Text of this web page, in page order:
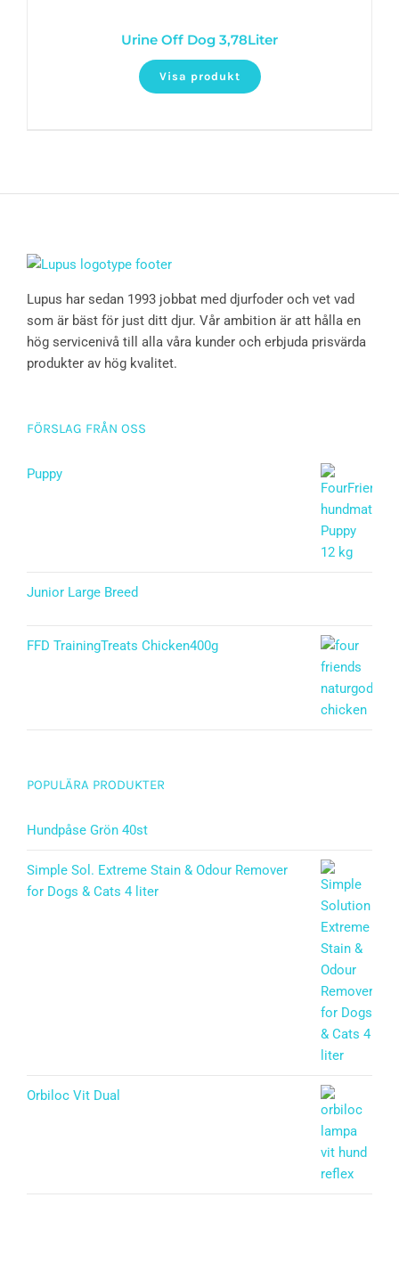
Urine Off Dog 3,78Liter
Visa produkt
Lupus har sedan 1993 jobbat med djurfoder och vet vad
som är bäst för just ditt djur. Vår ambition är att hålla en
hög servicenivå till alla våra kunder och erbjuda prisvärda
produkter av hög kvalitet.
FÖRSLAG FRÅN OSS
Puppy
Junior Large Breed
5.00av 5
FFD TrainingTreats Chicken400g
POPULÄRA PRODUKTER
Hundpåse Grön 40st
Simple Sol. Extreme Stain & Odour Remover
for Dogs & Cats 4 liter
Orbiloc Vit Dual